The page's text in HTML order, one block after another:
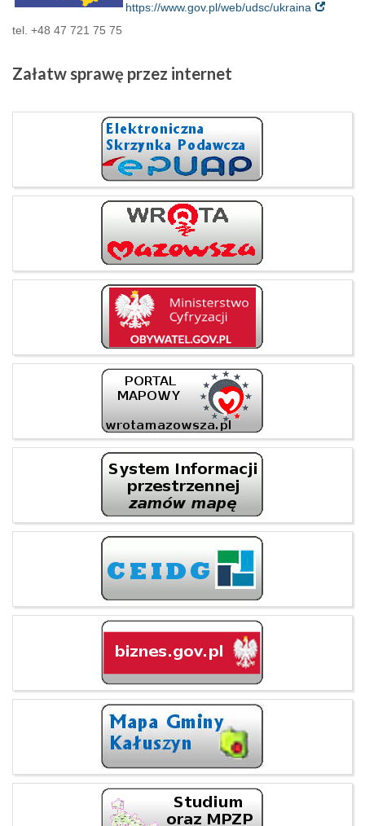
https://www.gov.pl/web/udsc/ukraina
tel. +48 47 721 75 75
Załatw sprawę przez internet